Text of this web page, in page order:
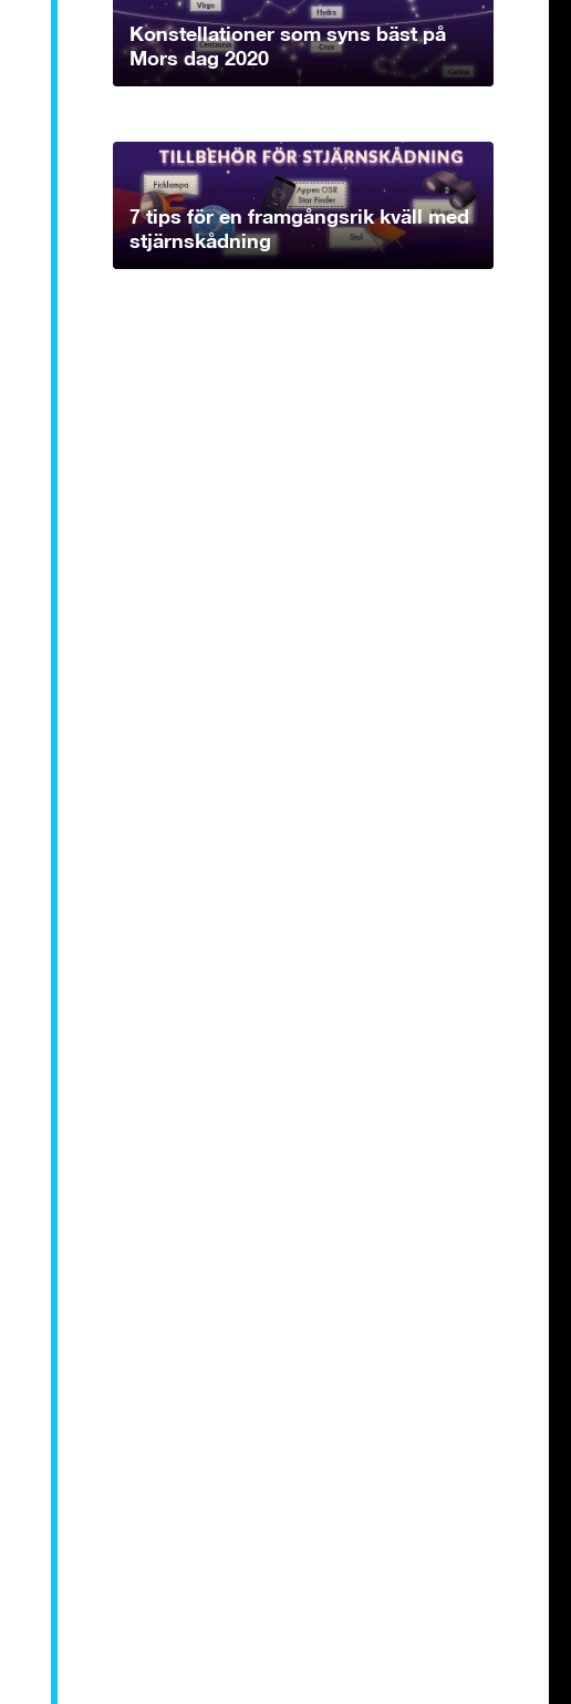
Konstellationer som syns bäst på
Mors dag 2020
7 tips för en framgångsrik kväll med
stjärnskådning